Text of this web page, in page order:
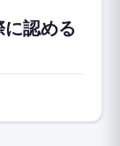
認める